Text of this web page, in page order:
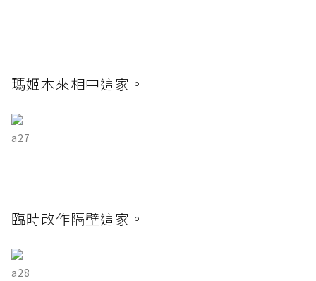
瑪姬本來相中這家。
a27
臨時改作隔壁這家。
a28